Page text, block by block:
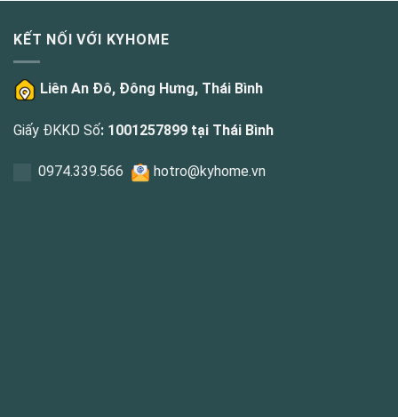
KẾT NỐI VỚI KYHOME
Liên An Đô, Đông Hưng, Thái Bình
Giấy ĐKKD Số: 1001257899 tại Thái Bình
0974.339.566 hotro@kyhome.vn